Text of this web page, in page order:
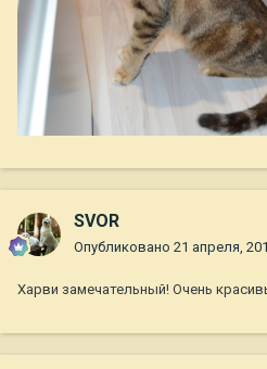
SVOR
Опубликовано 21 апреля,
Харви замечательный! Очень